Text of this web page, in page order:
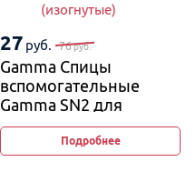
(изогнутые)
27 руб. 76руб.
Gamma Спицы
вспомогательные
Gamma SN2 для
вязания кос и жгутов
2,5 мм и 4 мм, 11−12 см
(изогнутые)
Подробнее